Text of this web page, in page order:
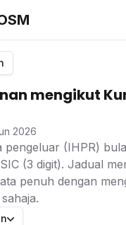
mengikut
2026
pengeluar (IHPR)
(3 digit). Jadual
penuh dengan